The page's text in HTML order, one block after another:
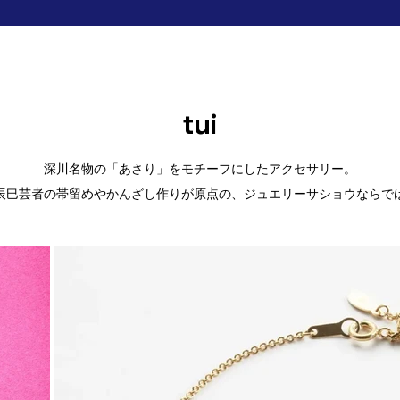
tui
深川名物の「あさり」をモチーフにしたアクセサリー。
巳芸者の帯留めやかんざし作りが原点の、ジュエリーサショウならで